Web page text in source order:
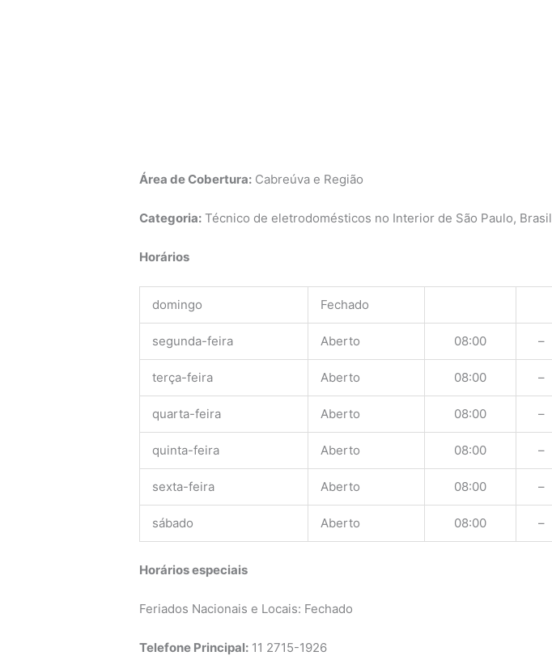
Área de Cobertura: Cabreúva e Região
Categoria: Técnico de eletrodomésticos no Interior de São Paulo, Brasil
Horários
domingo Fechado
segunda-feira Aberto 08:00 –
terça-feira Aberto 08:00 –
quarta-feira Aberto 08:00 –
quinta-feira Aberto 08:00 –
sexta-feira Aberto 08:00 –
sábado Aberto 08:00 –
Horários especiais
Feriados Nacionais e Locais: Fechado
Telefone Principal: 11 2715-1926